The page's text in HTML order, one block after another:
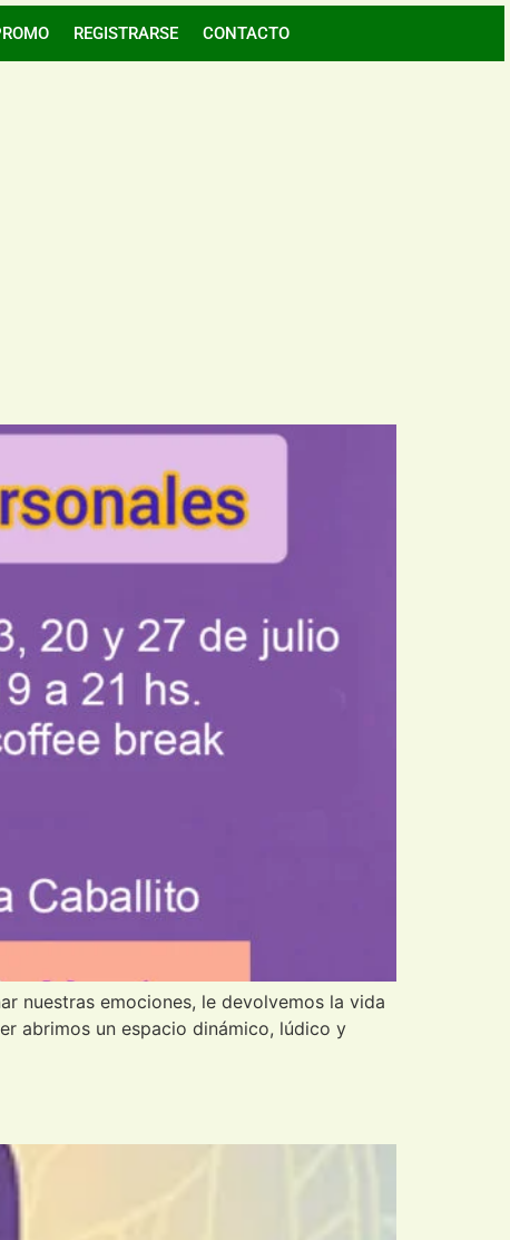
REGISTRARSE CONTACTO
nuestras emociones, le devolvemos la vida
abrimos un espacio dinámico, lúdico y